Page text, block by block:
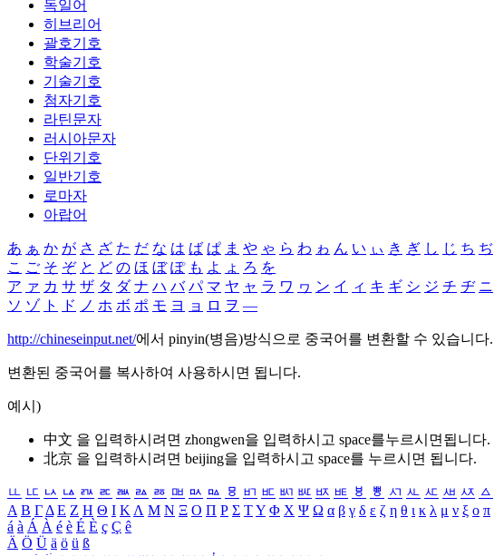
독일어
히브리어
괄호기호
학술기호
기술기호
첨자기호
라틴문자
러시아문자
단위기호
일반기호
로마자
아랍어
あ ぁ か が さ ざ た だ な は ば ぱ ま や ゃ ら わ ゎ ん い ぃ き ぎ し じ ち ぢ
こ ご そ ぞ と ど の ほ ぼ ぽ も よ ょ ろ を
ア ァ カ サ ザ タ ダ ナ ハ バ パ マ ヤ ャ ラ ワ ヮ ン イ ィ キ ギ シ ジ チ ヂ ニ
ソ ゾ ト ド ノ ホ ボ ポ モ ヨ ョ ロ ヲ ―
http://chineseinput.net/에서 pinyin(병음)방식으로 중국어를 변환할 수 있습니다.
변환된 중국어를 복사하여 사용하시면 됩니다.
예시)
中文 을 입력하시려면 zhongwen을 입력하시고 space를누르시면됩니다.
北京 을 입력하시려면 beijing을 입력하시고 space를 누르시면 됩니다.
ㅥ ㅦ ㅧ ㅨ ㅩ ㅪ ㅫ ㅬ ㅭ ㅮ ㅯ ㅰ ㅱ ㅲ ㅳ ㅴ ㅵ ㅶ ㅷ ㅸ ㅹ ㅺ ㅻ ㅼ ㅽ ㅾ ㅿ
Α Β ΓΔ Ε Ζ Η Θ Ι ΚΛ Μ Ν Ξ Ο Π Ρ Σ ΤΥ Φ Χ Ψ Ω α β γ δ ε ζ η θ ι κ λ μ ν ξ ο π
á à Á À é è É È ç Ç ê
Ä Ö Ü ä ö ü ß